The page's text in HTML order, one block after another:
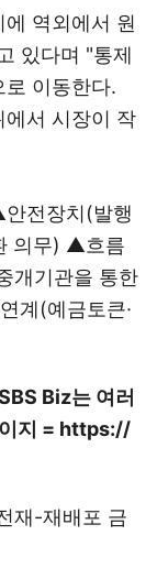
역외에서 원
있다며 "통제
이동한다.
에서 시장이 작
전장치(발행
의무) ▲흐름
개기관을 통한
계(예금토큰·
Biz는 여러
지 = https://
재-재배포 금